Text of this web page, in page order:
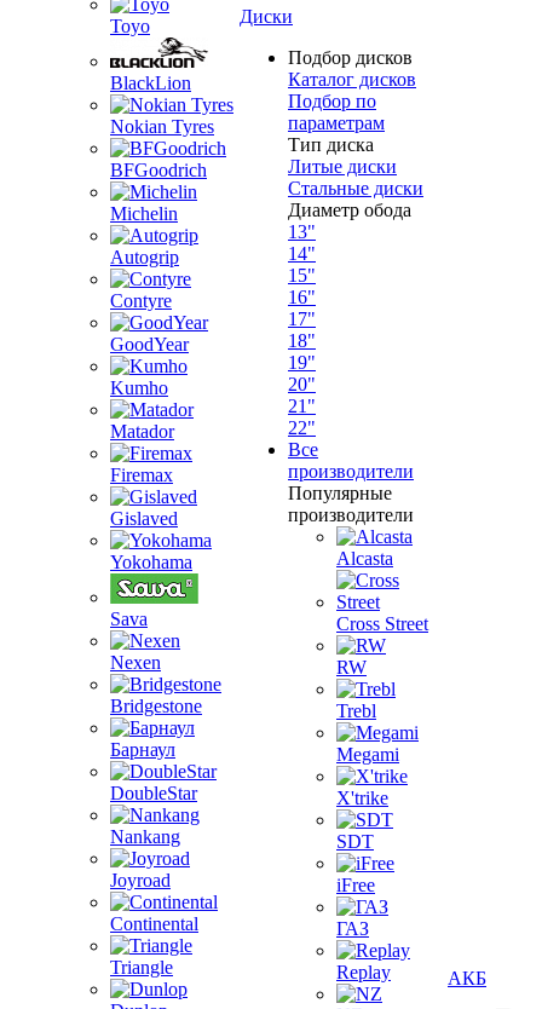
Toyo
BlackLion
Nokian Tyres
BFGoodrich
Michelin
Autogrip
Contyre
GoodYear
Kumho
Matador
Firemax
Gislaved
Yokohama
Sava
Nexen
Bridgestone
Барнаул
DoubleStar
Nankang
Joyroad
Continental
Triangle
Диски
Подбор дисков
Каталог дисков
Подбор по
параметрам
Тип диска
Литые диски
Стальные диски
Диаметр обода
13"
14"
15"
16"
17"
18"
19"
20"
21"
22"
Все
производители
Популярные
производители
Alcasta
Cross Street
RW
Trebl
Megami
X'trike
SDT
iFree
ГАЗ
Replay АКБ